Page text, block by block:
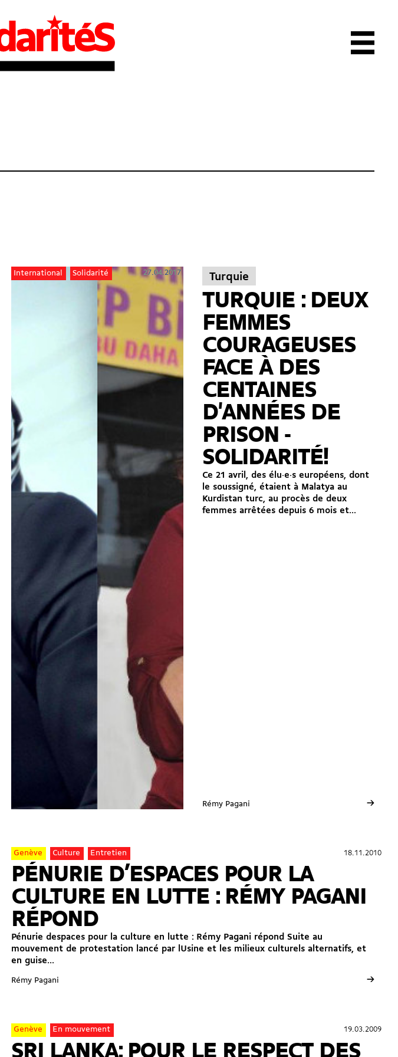
International Solidarité 27.04.2017 Turquie
TURQUIE : DEUX
FEMMES
COURAGEUSES
FACE À DES
CENTAINES
D'ANNÉES DE
PRISON -
SOLIDARITÉ!
Ce 21 avril, des élu·e·s européens, dont
le soussigné, étaient à Malatya au
Kurdistan turc, au procès de deux
femmes arrêtées depuis 6 mois et...
Rémy Pagani →
18.11.2010
Genève Culture Entretien 18.11.2010
PÉNURIE D’ESPACES POUR LA
CULTURE EN LUTTE : RÉMY PAGANI
RÉPOND
Pénurie despaces pour la culture en lutte : Rémy Pagani répond Suite au
mouvement de protestation lancé par lUsine et les milieux culturels alternatifs, et
en guise...
Rémy Pagani →
19.03.2009
Genève En mouvement 19.03.2009
SRI LANKA: POUR LE RESPECT DES